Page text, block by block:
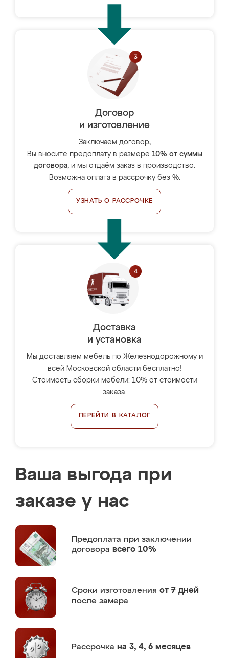
Договор
и изготовление
Заключаем договор,
Вы вносите предоплату в размере 10% от суммы
договора, и мы отдаём заказ в производство.
Возможна оплата в рассрочку без %.
УЗНАТЬ О РАССРОЧКЕ
Доставка
и установка
Мы доставляем мебель по Железнодорожному и
всей Московской области бесплатно!
Стоимость сборки мебели: 10% от стоимости
заказа.
ПЕРЕЙТИ В КАТАЛОГ
Ваша выгода при
заказе у нас
Предоплата при заключении
договора всего 10%
Сроки изготовления от 7 дней
после замера
Рассрочка на 3, 4, 6 месяцев